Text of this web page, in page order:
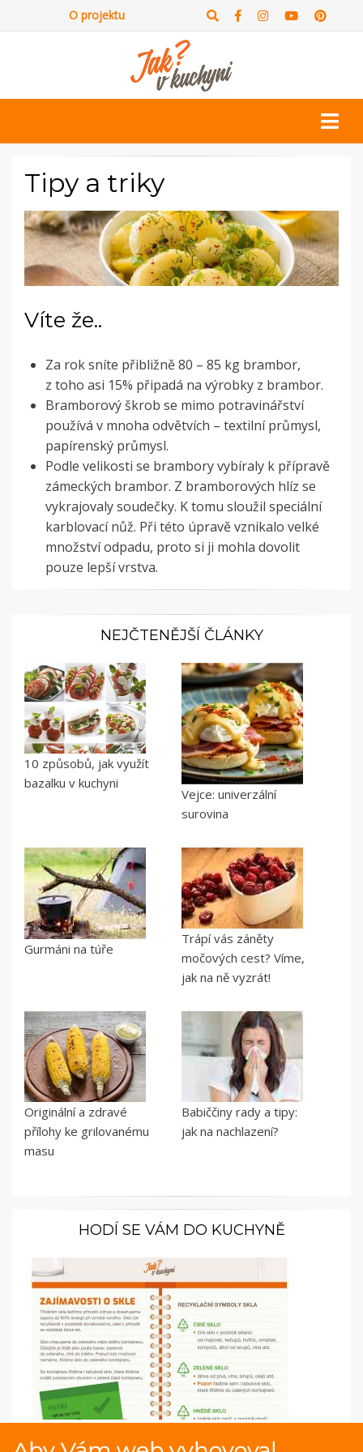
O projektu
Tipy a triky
Víte že..
Za rok sníte přibližně 80 – 85 kg brambor,
z toho asi 15% připadá na výrobky z brambor.
Bramborový škrob se mimo potravinářství
používá v mnoha odvětvích – textilní průmysl,
papírenský průmysl.
Podle velikosti se brambory vybíraly k přípravě
zámeckých brambor. Z bramborových hlíz se
vykrajovaly soudečky. K tomu sloužil speciální
karblovací nůž. Při této úpravě vznikalo velké
množství odpadu, proto si ji mohla dovolit
pouze lepší vrstva.
NEJČTENĚJŠÍ ČLÁNKY
10 způsobů, jak využít
bazalku v kuchyni
Vejce: univerzální
surovina
Gurmáni na túře
Trápí vás záněty
močových cest? Víme,
jak na ně vyzrát!
Originální a zdravé
přílohy ke grilovanému
masu
Babiččiny rady a tipy:
jak na nachlazení?
HODÍ SE VÁM DO KUCHYNĚ
Infografika o třídění odpadu ze skla